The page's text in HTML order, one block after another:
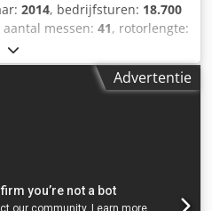
2014, bedrijfsturen: 18.700
aantal messen: 41, rotorlengte:
(271,92 pk)
400 V, Langzaam
voorverkleiner. Geschikt
materialen zonder
Tk Udefx Ab Uer
thermische en
Advertentie